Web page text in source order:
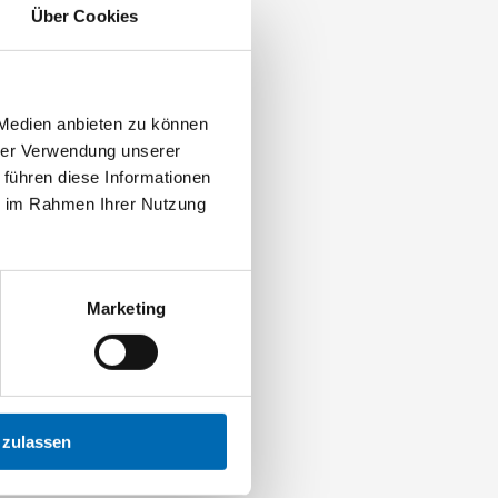
Über Cookies
anbieten zu können
Verwendung unserer
diese Informationen
Rahmen Ihrer Nutzung
Marketing